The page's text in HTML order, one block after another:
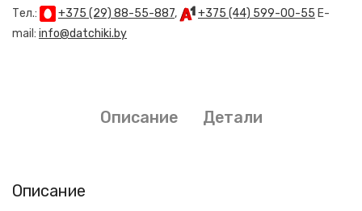
Тел.: +375 (29) 88-55-887, +375 (44) 599-00-55 E-
mail: info@datchiki.by
Описание Детали
Описание